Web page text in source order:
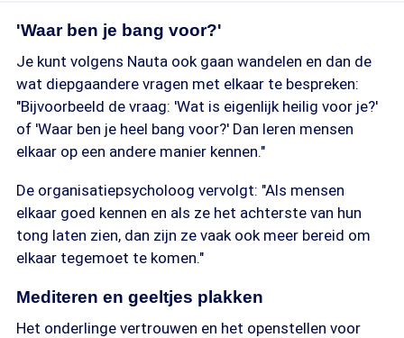
'Waar ben je bang voor?'
Je kunt volgens Nauta ook gaan wandelen en dan de
wat diepgaandere vragen met elkaar te bespreken:
"Bijvoorbeeld de vraag: 'Wat is eigenlijk heilig voor je?'
of 'Waar ben je heel bang voor?' Dan leren mensen
elkaar op een andere manier kennen."
De organisatiepsycholoog vervolgt: "Als mensen
elkaar goed kennen en als ze het achterste van hun
tong laten zien, dan zijn ze vaak ook meer bereid om
elkaar tegemoet te komen."
Mediteren en geeltjes plakken
Het onderlinge vertrouwen en het openstellen voor